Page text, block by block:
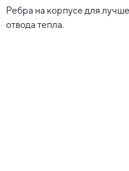
Ребра на корпусе для
отвода тепла.